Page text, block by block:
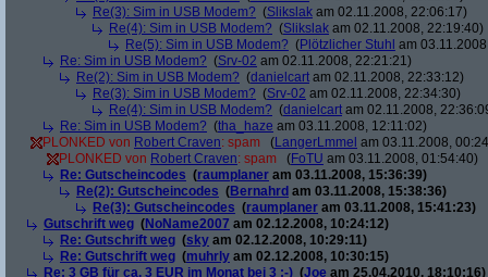
Re(3): Sim in USB Modem? (Slikslak am 02.11.2008, 22:06:17)
Re(4): Sim in USB Modem? (Slikslak am 02.11.2008, 22:19:40)
Re(5): Sim in USB Modem? (Plötzlicher Stuhl am
Re: Sim in USB Modem? (Srv-02 am 02.11.2008, 22:21:21)
Re(2): Sim in USB Modem? (danielcart am 02.11.2008, 22:33:12)
Re(3): Sim in USB Modem? (Srv-02 am 02.11.2008, 22:34:30)
Re(4): Sim in USB Modem? (danielcart am 02.11.2008,
Re: Sim in USB Modem? (tha_haze am 03.11.2008, 12:11:02)
PLONKED von Robert Craven: spam (LangerLmmel am 03.11.2008,
PLONKED von Robert Craven: spam (FoTU am 03.11.2008, 01:54:40)
Re: Gutscheincodes (raumplaner am 03.11.2008, 15:36:39)
Re(2): Gutscheincodes (Bernahrd am 03.11.2008, 15:38:36)
Re(3): Gutscheincodes (raumplaner am 03.11.2008, 15:41:23)
Gutschrift weg (NoName2007 am 02.12.2008, 10:24:12)
Re: Gutschrift weg (sky am 02.12.2008, 10:29:11)
Re: Gutschrift weg (muhrly am 02.12.2008, 10:30:15)
Re: 3 GB für ca. 3 EUR im Monat bei 3 :-) (Joe am 25.04.2010, 18:10:16)